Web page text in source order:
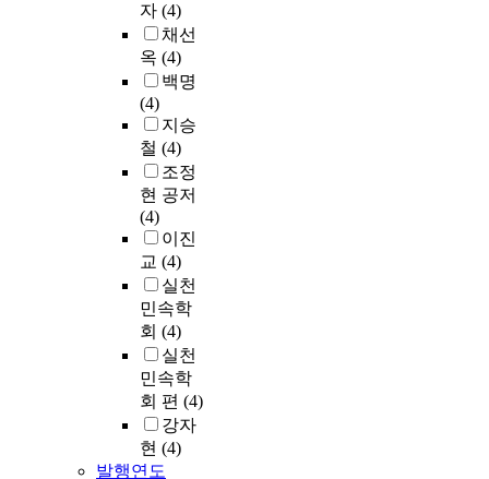
자 (4)
채선
옥 (4)
백명
(4)
지승
철 (4)
조정
현 공저
(4)
이진
교 (4)
실천
민속학
회 (4)
실천
민속학
회 편 (4)
강자
현 (4)
발행연도